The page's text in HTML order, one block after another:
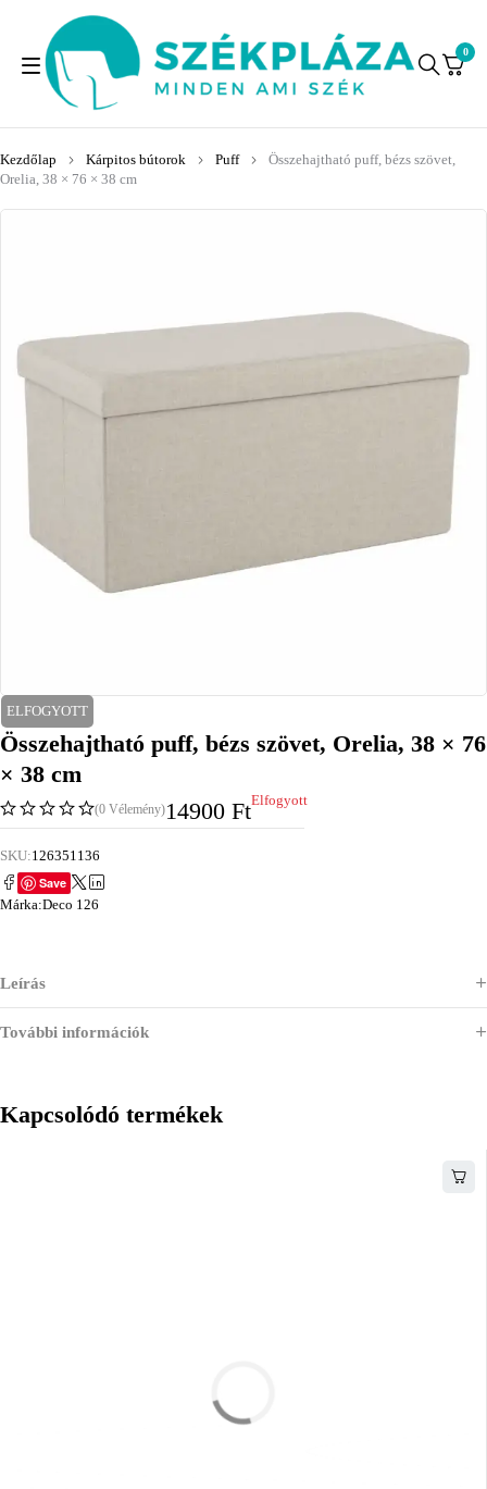
0
Kezdőlap Kárpitos bútorok Puff
Összehajtható puff, bézs szövet,
Orelia, 38 × 76 × 38 cm
ELFOGYOTT
Összehajtható puff, bézs szövet, Orelia, 38 × 76
× 38 cm
(0 Vélemény)14900 FtElfogyott
SKU:126351136
Save
Márka:Deco 126
Leírás
További információk
Kapcsolódó termékek